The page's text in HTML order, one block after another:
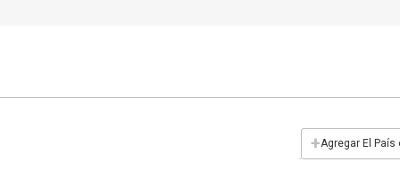
+Agregar El País